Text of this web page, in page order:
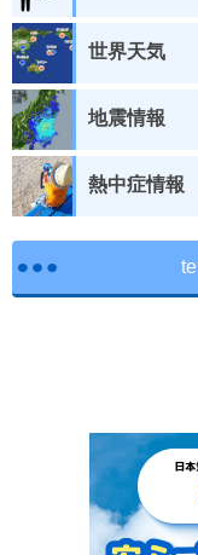
世界天気
地震情報
熱中症情報